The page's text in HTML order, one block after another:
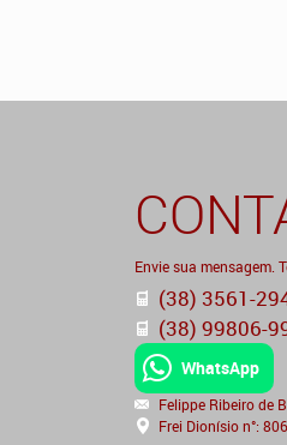
Envie sua mensagem.
(38) 3561-
(38) 99806-
WhatsApp
Felippe Ribeiro de
Frei Dionísio n°: